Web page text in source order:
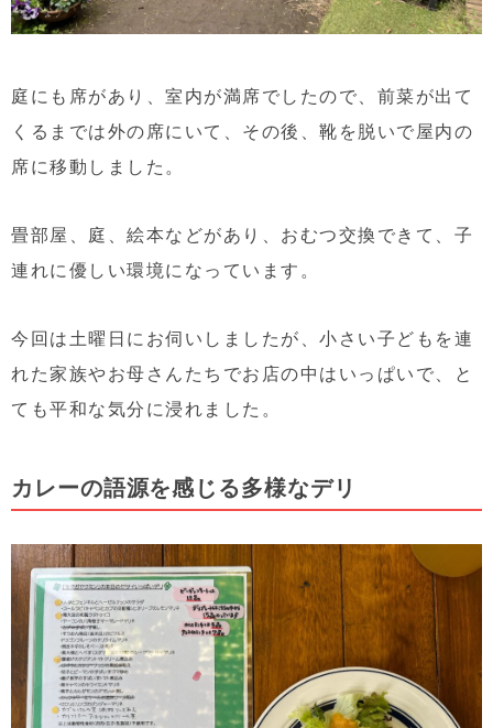
庭にも席があり、室内が満席でしたので、前菜が出て
くるまでは外の席にいて、その後、靴を脱いで屋内の
席に移動しました。
畳部屋、庭、絵本などがあり、おむつ交換できて、子
連れに優しい環境になっています。
今回は土曜日にお伺いしましたが、小さい子どもを連
れた家族やお母さんたちでお店の中はいっぱいで、と
ても平和な気分に浸れました。
カレーの語源を感じる多様なデリ